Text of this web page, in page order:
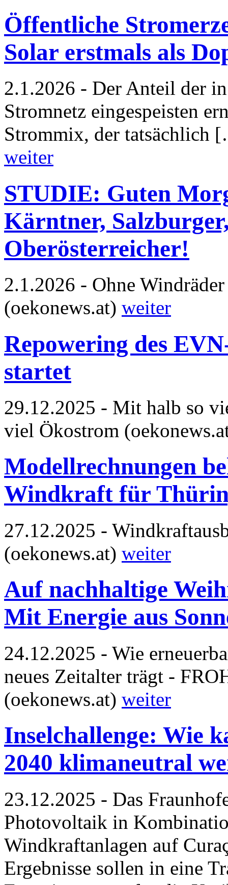
Öffentliche
Solar erstmals als
2.1.2026 - Der Anteil der
Stromnetz eingespeisten
Strommix, der tatsächlich
weiter
STUDIE: Guten
Kärntner,
Oberösterreicher!
2.1.2026 - Ohne
(oekonews.at) weiter
Repowering des
startet
29.12.2025 - Mit halb so
viel Ökostrom
Modellrechnungen
Windkraft für
27.12.2025 -
(oekonews.at) weiter
Auf nachhaltige
Mit Energie aus
24.12.2025 - Wie
neues Zeitalter trägt -
(oekonews.at) weiter
Inselchallenge: Wie
2040 klimaneutral
23.12.2025 - Das
Photovoltaik in
Windkraftanlagen auf
Ergebnisse sollen in eine